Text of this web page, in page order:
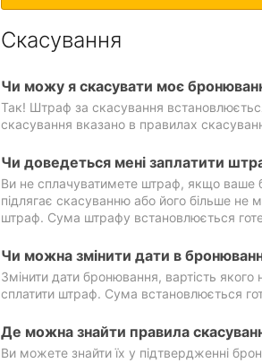
Скасування
Чи можу я скасувати моє
Так! Штраф за скасування
скасування вказано в правилах
Чи доведеться мені заплатити
Ви не сплачуватимете штраф, якщо ваше
підлягає скасуванню або його більше
штраф. Сума штрафу встановлюється
Чи можна змінити дати в
Змінити дати бронювання, вартість
сплатити штраф. Сума встановлюється
Де можна знайти правила
Ви можете знайти їх у підтвердженні